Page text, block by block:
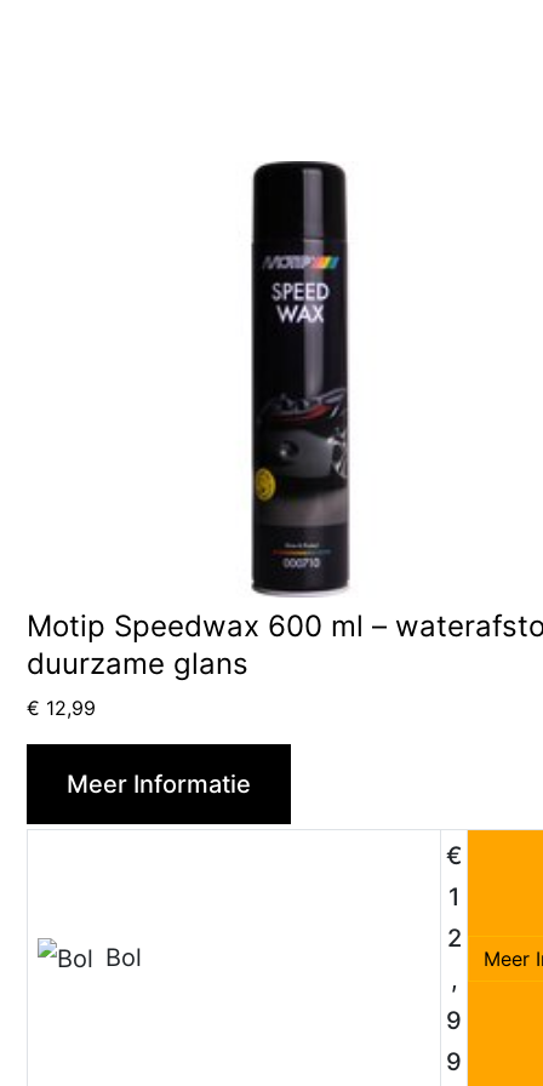
Motip Speedwax 600 ml –
duurzame glans
€ 12,99
Meer Informatie
Bol
€
1
2
,
9
9
Meer